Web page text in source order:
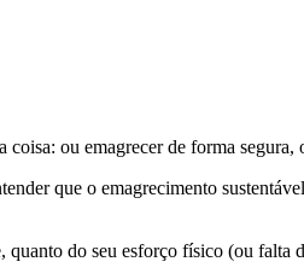
ou emagrecer de forma segura,
que o emagrecimento
quanto do seu esforço físico (ou falta